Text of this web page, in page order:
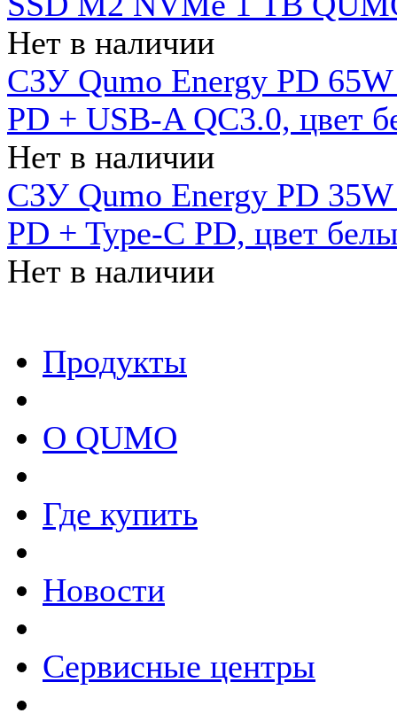
Нет в наличии
СЗУ Qumo Energy PD
PD + USB-A QC3.0, цвет
Нет в наличии
СЗУ Qumo Energy PD
PD + Type-C PD, цвет
Нет в наличии
Продукты
О QUMO
Где купить
Новости
Сервисные центры